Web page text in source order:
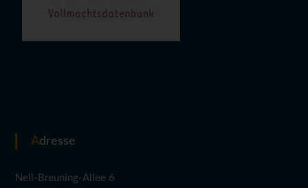
Adresse
Nell-Breuning-Allee 6